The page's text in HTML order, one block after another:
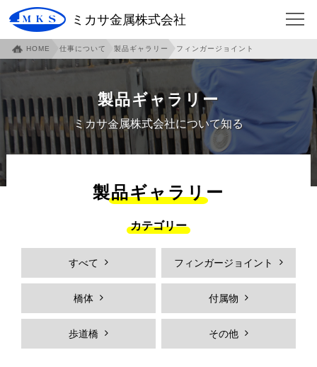
ミカサ金属株式会社
HOME 会社について
ご挨拶
沿革 本社・泉北工場紹介
本社アクセスマップ 伊賀工場紹介
各部門紹介
社員への取り組み
安全への取り組み 仕事について
フィンガージョイント 必見！フィンガージョイント
HOME 仕事について 製品ギャラリー フィンガージョイント
製品ギャラリー
ミカサ金属株式会社について知る
製品ギャラリー
カテゴリー
すべて フィンガージョイント
橋体 付属物
歩道橋 その他